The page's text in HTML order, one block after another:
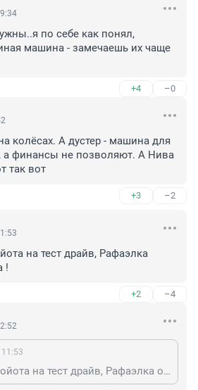
по себе как понял,
машина - замечаешь их чаще
+4 –0
колёсах. А дустер - машина для
а финансы не позволяют. А Нива
так вот
+3 –2
на тест драйв, Рафаэлка
!
+2 –4
Сходи в салон тойота на тест драйв, Рафаэлка отличная машина !